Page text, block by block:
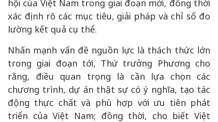
hội của Việt Nam trong giai đoạn mới, đồng thời
xác định rõ các mục tiêu, giải pháp và chỉ số đo
lường kết quả cụ thể.
Nhấn mạnh vấn đề nguồn lực là thách thức lớn
trong giai đoạn tới, Thứ trưởng Phương cho
rằng, điều quan trọng là cần lựa chọn các
chương trình, dự án thật sự có ý nghĩa, tạo tác
động thực chất và phù hợp với ưu tiên phát
triển của Việt Nam; đồng thời, cho biết Việt